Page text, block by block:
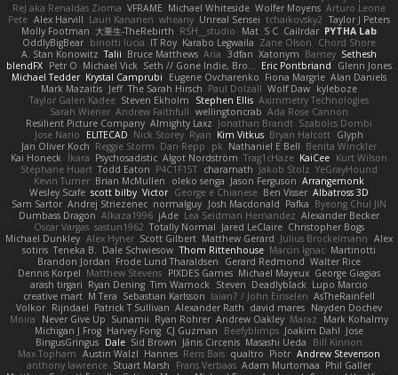
ReJ aka Renaldas Zioma VFRAME Michael Whiteside Wolfer Moyens Arturo Leone
Pete Alex Harvill Lauri Kananen wheany Unreal Sensei tchaikovsky2 Taylor J Peters
Molly Footman 大重生-TheRebirth RSH__studio Mat S C Cailrdar PYTHA Lab
OddlyBigBear binotti lucia IT Roy Karabo Legwaila Zane Olson
Chord Shore
A. Stan Konowitz Talii Bruce Matthews Aria 3dfan Xatonym Barney Sethesh
blendFX Petr O Michael Vick Seth // Gone Indie, Bro... Eric Pontbriand
Glenn Jones
Michael Tedder Krystal Camprubi Eugene Ovcharenko Fiona Margrie Alan Daniels
Mark Mazaitis Jeff The Sarah Hirsch Paul Dolzall Wolf Daw kyleboze
Taylor Galen Kadee Steven Ekholm Stephen Ellis Aximmetry Technologies
Sarah Wiener Andrew Faithfull wellingtoncrab Ada Rose Cannon
Resilient Picture Company Almighty Laxz Jonathan Brandt Szabolcs Dombi
Jose Nario
ELITECAD Nick Storey Ryan Kim Vitkus Bryan Halcott Glyph
Jan Oliver Koch Reggie Storm Dan Repp pk Nathaniel E Bell Benita Winckler
Kai Honeck
Íkara Psychosadistic Algot Nordström Trag1cHaze KaiCee Kurt Wilson
Stéphane Huart Todd Eaton P4C1F15T charamath Jakob Stolz YeGrayHound
Kevin Turner Brian McMullen oleko senga Jason Ferguson Arrangemonk
Wesley Scafe scott bilby Victor George e Chianese Ben Visser Albatross 3D
Sam Sartor Andrej Striezenec normalguy Josh Macdonald Pafka Byeong Chul JIN
Dumbass Dragon Alkaza1996 jAde Lea Seidman Hernandez Alexander Becker
Oscar Vargas sastun1962 Totally Normal Jared LeClaire Christopher Bogs
Michael Dunkley Alex Hyner Scott Gilbert Matthew Gerard Julius Brockelmann Alex
sotiris Teneka B. Dale Schwiesow Thom Rittenhouse Marcin Ignac Martinotti
Brandon Jordan Frode Lund Tharaldsen Gerard Redmond Walter Rice
Dennis Korpel Matthew Stevens PIXDES Games Michael Mayeux George Giagias
arash tirgari Ryan Dening Tim Warnock Steven Deadlyblack Lupo Marcio
creative mart M Tera Sebastian Karlsson Iaian7 / John Einselen AsTheRainFell
Volkor Rijndael Patrick T Sullivan Alexander Rath david mares Nayden Dochev
Moira
Never Give Up Sunamii Ryan Rohrer Andrew Oakley Maraz
Mark Kohalmy
Michigan J Frog Harvey Fong CJ Guzman Beefyblimps Joakim Dahl Jose
BingusGringus Dale Sid Brown Jānis Circenis Masashi Ueda
Bill Kinnon
Max Topham Austin Walzl Hannes Rens Bais qualtro Piotr Andrew Stevenson
anthony lawrence Stuart Marsh Frans Verbaas Adam Murtomaa Phil Galler